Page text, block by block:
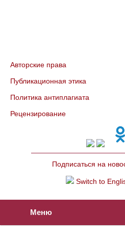
Авторские права
Публикационная этика
Политика антиплагиата
Рецензирование
Подписаться на
Switch to
Меню